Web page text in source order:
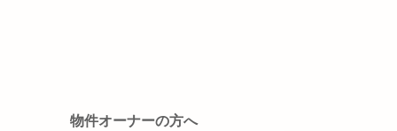
物件オーナーの方へ